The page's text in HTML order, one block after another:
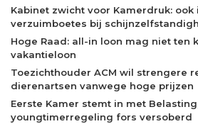
Kabinet zwicht voor Kamerdruk: ook
verzuimboetes bij
Hoge Raad: all-in loon mag niet ten
vakantieloon
Toezichthouder ACM wil strengere
dierenartsen vanwege hoge prijzen
Eerste Kamer stemt in met
youngtimerregeling fors versoberd